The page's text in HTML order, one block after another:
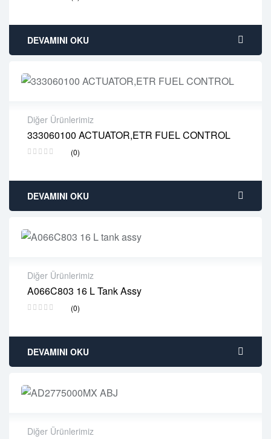
DEVAMINI OKU
Diğer Ürünlerimiz
333060100 ACTUATOR,ETR FUEL CONTROL
(0)
2 years warranty
Delivery time: 1-2 business days
DEVAMINI OKU
Diğer Ürünlerimiz
A066C803 16 L Tank Assy
(0)
2 years warranty
Delivery time: 1-2 business days
DEVAMINI OKU
Diğer Ürünlerimiz